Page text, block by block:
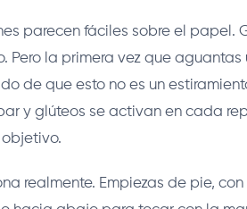
parecen fáciles sobre el papel.
Pero la primera vez que
de que esto no es un
y glúteos se activan en cada
objetivo.
realmente. Empiezas de pie,